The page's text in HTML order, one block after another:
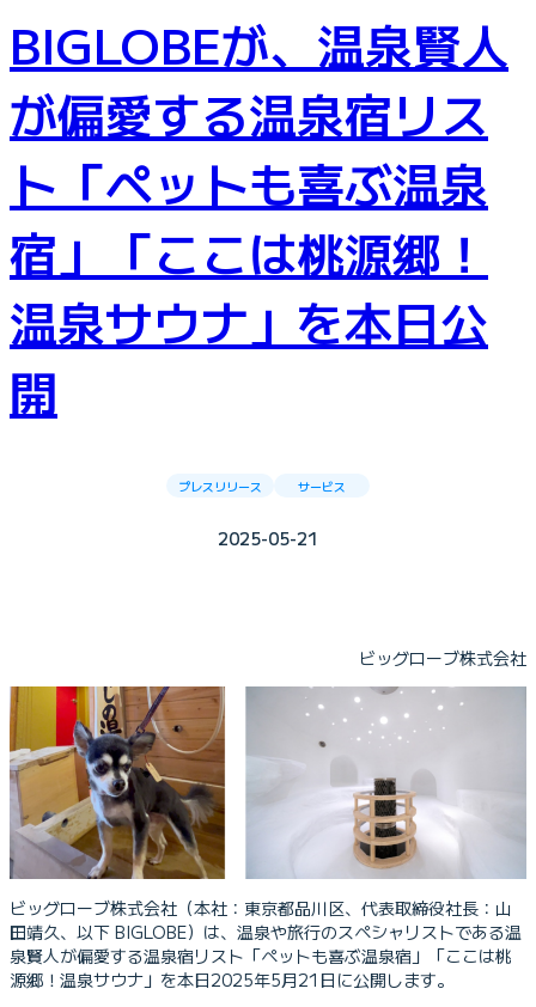
BIGLOBEが、温泉賢人
が偏愛する温泉宿リス
ト「ペットも喜ぶ温泉
宿」「ここは桃源郷！
温泉サウナ」を本日公
開
プレスリリース サービス
2025-05-21
ビッグローブ株式会社
ビッグローブ株式会社（本社：東京都品川区、代表取締役社長：山
田靖久、以下 BIGLOBE）は、温泉や旅行のスペシャリストである温
泉賢人が偏愛する温泉宿リスト「ペットも喜ぶ温泉宿」「ここは桃
源郷！温泉サウナ」を本日2025年5月21日に公開します。